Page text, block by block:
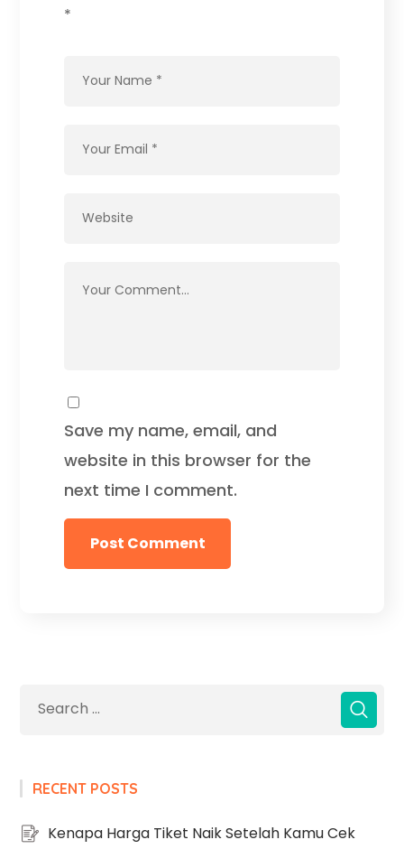
*
Save my name, email, and
website in this browser for the
next time I comment.
RECENT POSTS
Kenapa Harga Tiket Naik Setelah Kamu Cek